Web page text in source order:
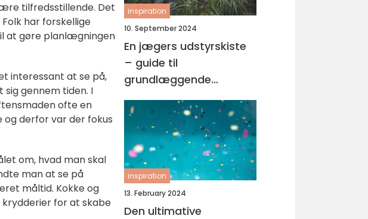
tilfredsstillende. Det
har forskellige
at gøre planlægningen
interessant at se på,
sig gennem tiden. I
ofte en
og derfor var der fokus
om, hvad man skal
man at se på
måltid. Kokke og
for at skabe
inspiration
10. September 2024
En jægers udstyrskiste
– guide til
grundlæggende
jagtudstyr
inspiration
13. February 2024
Den ultimative